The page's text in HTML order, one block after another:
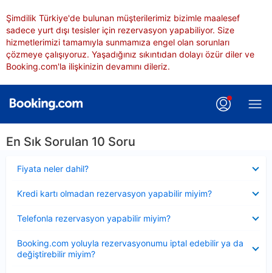
Şimdilik Türkiye'de bulunan müşterilerimiz bizimle maalesef
sadece yurt dışı tesisler için rezervasyon yapabiliyor. Size
hizmetlerimizi tamamıyla sunmamıza engel olan sorunları
çözmeye çalışıyoruz. Yaşadığınız sıkıntıdan dolayı özür diler ve
Booking.com'la ilişkinizin devamını dileriz.
En Sık Sorulan 10 Soru
Fiyata neler dahil?
Kredi kartı olmadan rezervasyon yapabilir miyim?
Telefonla rezervasyon yapabilir miyim?
Booking.com yoluyla rezervasyonumu iptal edebilir ya da
değiştirebilir miyim?